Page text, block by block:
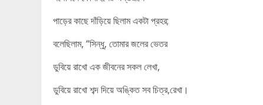
পাড়ের কাছে দাঁড়িয়ে ছিলাম একটা প্রহর;
বলেছিলাম, “সিন্ধু, তোমার জলের ভেতর
ডুবিয়ে রাখো এক জীবনের সকল লেখা,
ডুবিয়ে রাখো শব্দ দিয়ে অঙ্কিত সব চিত্র,রেখা।